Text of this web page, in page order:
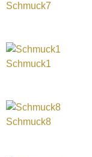
Schmuck7
Schmuck1
Schmuck8